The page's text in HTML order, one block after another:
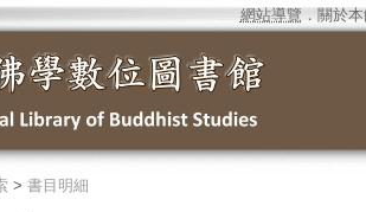
網站導覽 ． 關於
> 書目明細